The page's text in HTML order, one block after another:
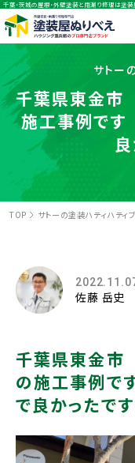
千葉・茨城の屋根・外壁塗装と雨漏り修理は塗
サトー
千葉県東金
施工事例で
良
TOP サトーの塗装ハティハティ
佐藤 岳史
千葉県東金
の施工事例で
で良かったです